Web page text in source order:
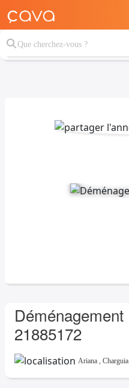
Déménagement
21885172
Ariana , Charguia